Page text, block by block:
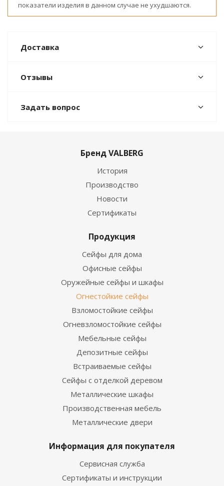
показатели изделия в данном случае не ухудшаются.
Доставка
Отзывы
Задать вопрос
Бренд VALBERG
История
Производство
Новости
Сертификаты
Продукция
Сейфы для дома
Офисные сейфы
Оружейные сейфы и шкафы
Огнестойкие сейфы
Взломостойкие сейфы
Огневзломостойкие сейфы
Мебельные сейфы
Депозитные сейфы
Встраиваемые сейфы
Сейфы с отделкой деревом
Металлические шкафы
Производственная мебель
Металлические двери
Информация для покупателя
Сервисная служба
Сертификаты и инструкции